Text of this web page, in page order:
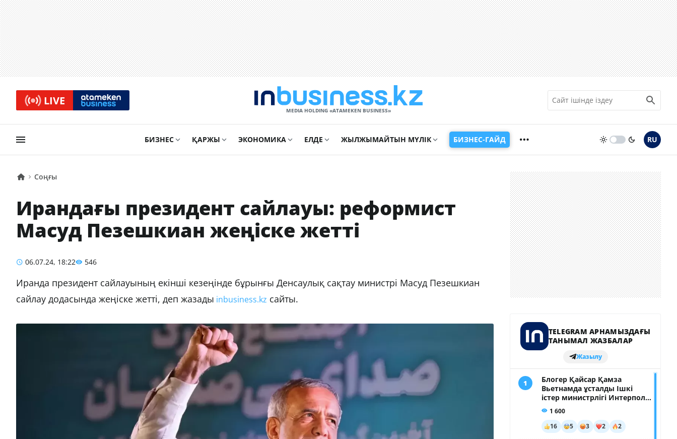
LIVE
MEDIA HOLDING «ATAMEKЕN BUSINESS»
БИЗНЕС ҚАРЖЫ ЭКОНОМИКА ЕЛДЕ ЖЫЛЖЫМАЙТЫН МҮЛІК БИЗНЕС-ГАЙД RU
Соңғы
Ирандағы президент сайлауы: реформист
Масуд Пезешкиан жеңіске жетті
06.07.24, 18:22 546
Иранда президент сайлауының екінші кезеңінде бұрынғы Денсаулық сақтау министрі Масуд Пезешкиан
сайлау додасында жеңіске жетті, деп жазады inbusiness.kz сайты.